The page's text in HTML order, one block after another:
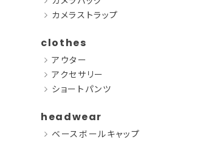
カメラストラップ
clothes
アウター
アクセサリー
ショートパンツ
headwear
ベースボールキャップ